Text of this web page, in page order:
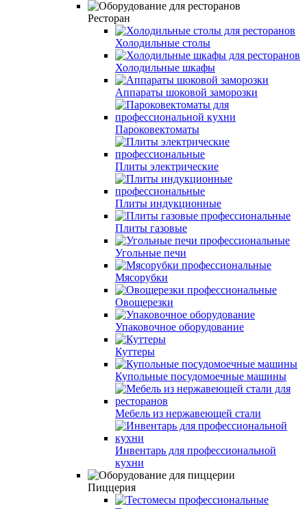
Ресторан
Холодильные столы
Холодильные шкафы
Аппараты шоковой заморозки
Пароковектоматы
Плиты электрические
Плиты индукционные
Плиты газовые
Угольные печи
Мясорубки
Овощерезки
Упаковочное оборудование
Куттеры
Купольные посудомоечные машины
Мебель из нержавеющей стали
Инвентарь для профессиональной
кухни
Пиццерия